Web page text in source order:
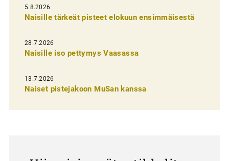
i
e
n
s
e
l
5.8.2026
Naisille tärkeät pisteet elokuun ensimmäisestä
28.7.2026
Naisille iso pettymys Vaasassa
13.7.2026
Naiset pistejakoon MuSan kanssa